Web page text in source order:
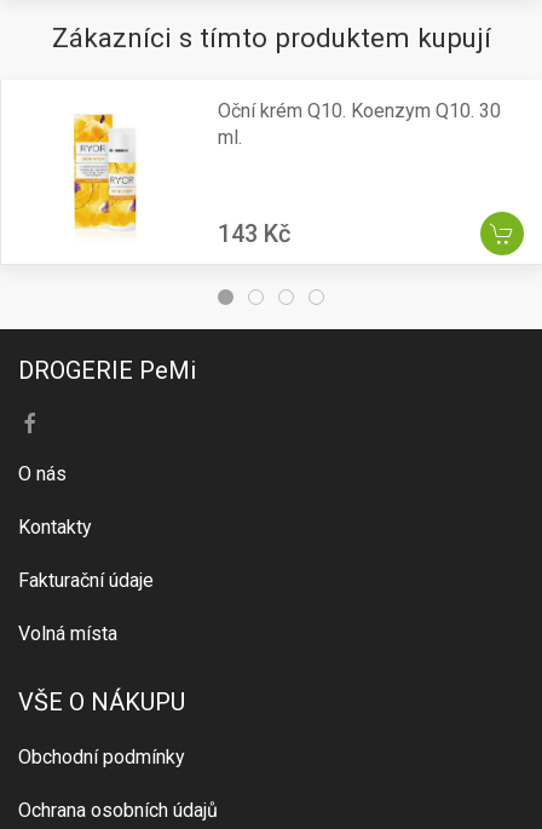
Zákazníci s tímto produktem kupují
Oční krém Q10. Koenzym Q10. 30
ml.
143 Kč
DROGERIE PeMi
O nás
Kontakty
Fakturační údaje
Volná místa
VŠE O NÁKUPU
Obchodní podmínky
Ochrana osobních údajů